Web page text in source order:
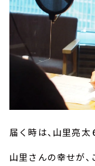
届く時は、山里亮太
山里さんの幸せが、